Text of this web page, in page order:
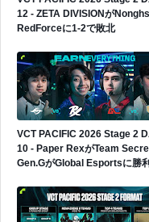
12 - ZETA DIVISIONが
RedForceに1-2で敗北
VCT PACIFIC 2026 Stage 2
10 - Paper RexがTeam Secret
Gen.GがGlobal Esportsに勝利